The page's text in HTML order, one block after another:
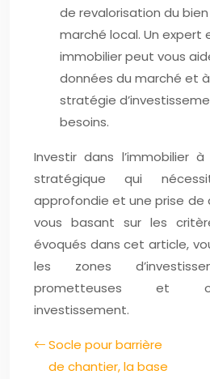
de revalorisation du
marché local. Un expert
immobilier peut vous
données du marché et
stratégie
besoins.
Investir dans l’immobilier
stratégique qui
approfondie et une prise de
vous basant sur les
évoqués dans cet article,
les zones
prometteuses et
investissement.
Socle pour barrière
de chantier, la base